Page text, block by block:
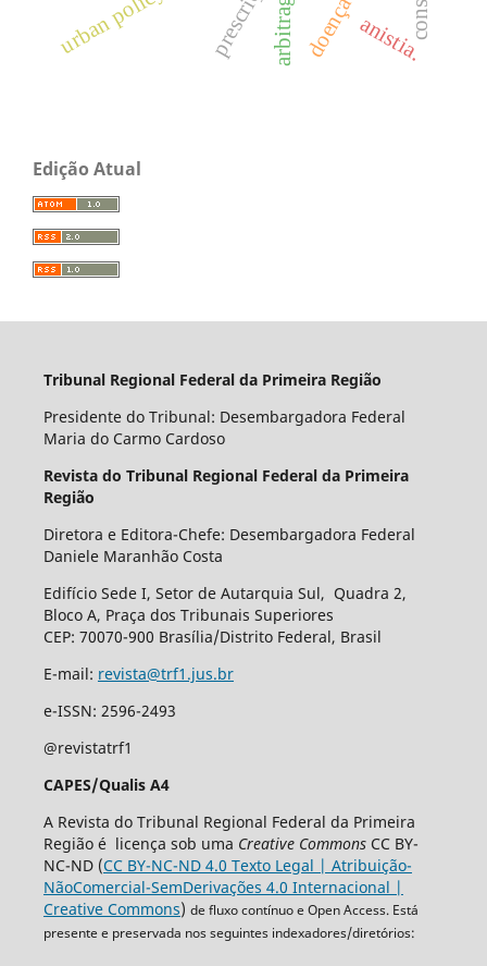
anistia.
Edição Atual
Tribunal Regional Federal da Primeira Região
Presidente do Tribunal: Desembargadora Federal
Maria do Carmo Cardoso
Revista do Tribunal Regional Federal da Primeira
Região
Diretora e Editora-Chefe: Desembargadora Federal
Daniele Maranhão Costa
Edifício Sede I, Setor de Autarquia Sul, Quadra 2,
Bloco A, Praça dos Tribunais Superiores
CEP: 70070-900 Brasília/Distrito Federal, Brasil
E-mail: revista@trf1.jus.br
e-ISSN: 2596-2493
@revistatrf1
CAPES/Qualis A4
A Revista do Tribunal Regional Federal da Primeira
Região é licença sob uma Creative CommonsCC BY-
NC-ND (CC BY-NC-ND 4.0 Texto Legal | Atribuição-
NãoComercial-SemDerivações 4.0 Internacional |
Creative Commons) de fluxo contínuo e Open Access. Está
presente e preservada nos seguintes indexadores/diretórios: